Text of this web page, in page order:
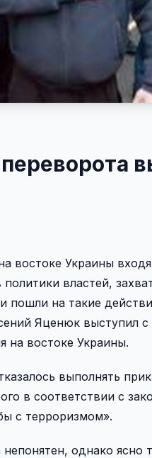
востоке Украины
властей,
на такие
Яценюк выступил с
на востоке Украины.
выполнять
в соответствии с
с терроризмом».
однако ясно